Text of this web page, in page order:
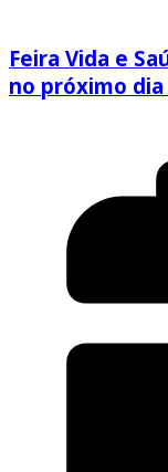
Feira Vida e
no próximo